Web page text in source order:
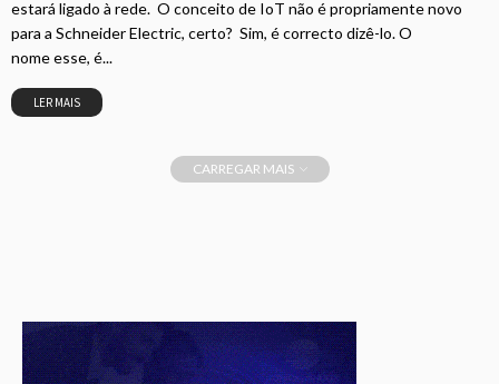
estará ligado à rede. O conceito de IoT não é propriamente novo
para a Schneider Electric, certo? Sim, é correcto dizê-lo. O
nome esse, é...
LER MAIS
CARREGAR MAIS